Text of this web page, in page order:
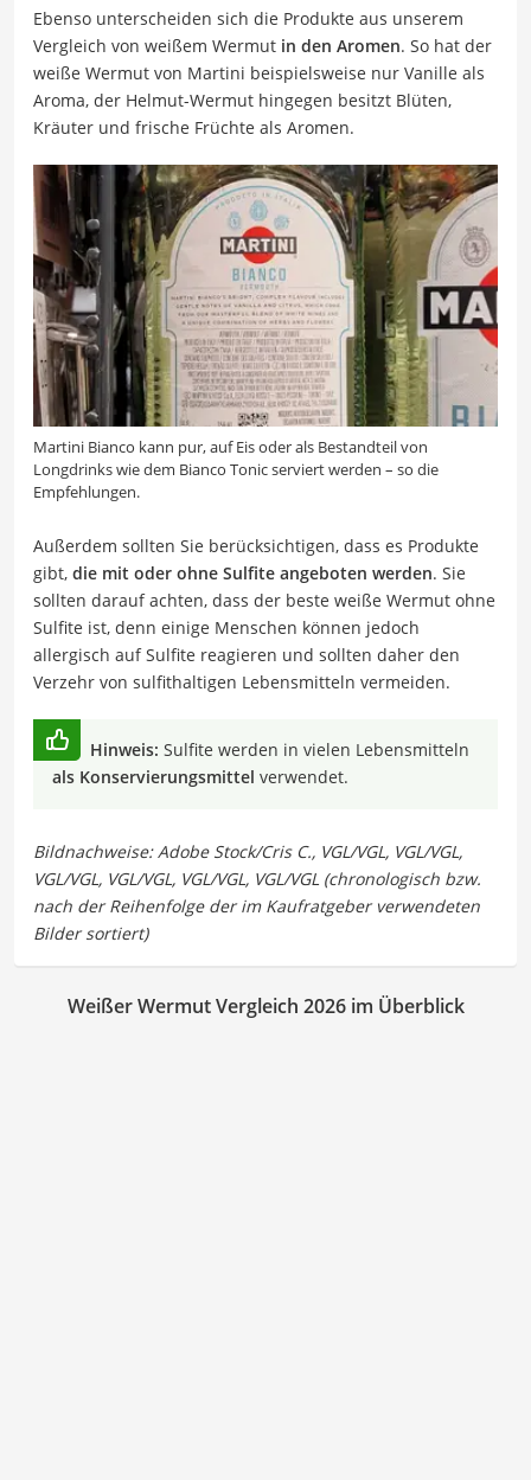
Ebenso unterscheiden sich die Produkte aus unserem
Vergleich von weißem Wermut in den Aromen. So hat der
weiße Wermut von Martini beispielsweise nur Vanille als
Aroma, der Helmut-Wermut hingegen besitzt Blüten,
Kräuter und frische Früchte als Aromen.
Martini Bianco kann pur, auf Eis oder als Bestandteil von
Longdrinks wie dem Bianco Tonic serviert werden – so die
Empfehlungen.
Außerdem sollten Sie berücksichtigen, dass es Produkte
gibt, die mit oder ohne Sulfite angeboten werden. Sie
sollten darauf achten, dass der beste weiße Wermut ohne
Sulfite ist, denn einige Menschen können jedoch
allergisch auf Sulfite reagieren und sollten daher den
Verzehr von sulfithaltigen Lebensmitteln vermeiden.
Hinweis: Sulfite werden in vielen Lebensmitteln
als Konservierungsmittel verwendet.
Weißer Wermut Vergleich 2026 im Überblick